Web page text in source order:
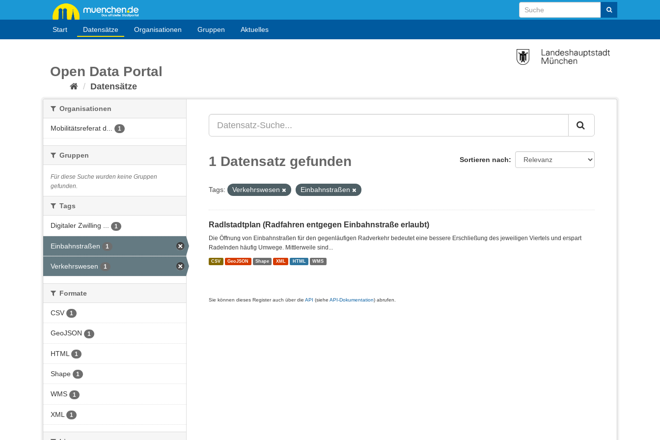
Start Datensätze Organisationen Gruppen Aktuelles
Open Data Portal
Datensätze
Organisationen
Mobilitätsreferat d... 1
Gruppen
Für diese Suche wurden keine Gruppen
gefunden.
Tags
Digitaler Zwilling ... 1
Einbahnstraßen 1
Verkehrswesen 1
Formate
CSV 1
GeoJSON 1
HTML 1
Shape 1
WMS 1
XML 1
Sortieren nach
1 Datensatz gefunden
Tags: Verkehrswesen Einbahnstraßen
Radlstadtplan (Radfahren entgegen Einbahnstraße erlaubt)
Die Öffnung von Einbahnstraßen für den gegenläufigen Radverkehr bedeutet eine bessere Erschließung des jeweiligen Viertels und erspart
Radelnden häufig Umwege. Mittlerweile sind...
CSV GeoJSON Shape XML HTML WMS
Sie können dieses Register auch über die API (siehe API-Dokumentation) abrufen.